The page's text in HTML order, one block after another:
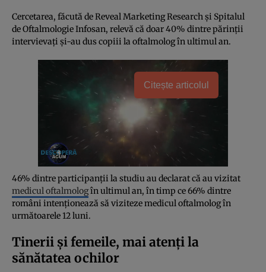
Cercetarea, făcută de Reveal Marketing Research și Spitalul
de Oftalmologie Infosan, relevă că doar 40% dintre părinții
intervievați și-au dus copiii la oftalmolog în ultimul an.
Citește articolul
46% dintre participanții la studiu au declarat că au vizitat
medicul oftalmologîn ultimul an, în timp ce 66% dintre
români intenționează să viziteze medicul oftalmolog în
următoarele 12 luni.
Tinerii și femeile, mai atenți la
sănătatea ochilor